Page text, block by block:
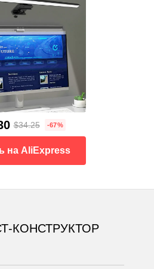
$34.25 -67%
на AliExpress
КОНСТРУКТОР